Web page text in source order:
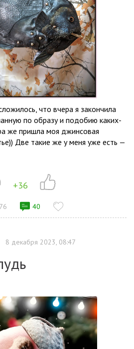
что вчера я закончила
по образу и подобию каких-
же пришла моя джинсовая
Две такие же у меня уже есть —
+36
40
8 декабря 2023, 08:47